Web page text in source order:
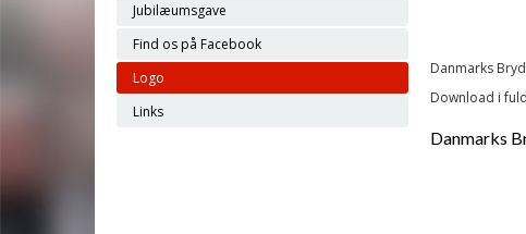
Jubilæumsgave
Find os på Facebook
Logo
Links
Danmarks
Download i
Danmarks